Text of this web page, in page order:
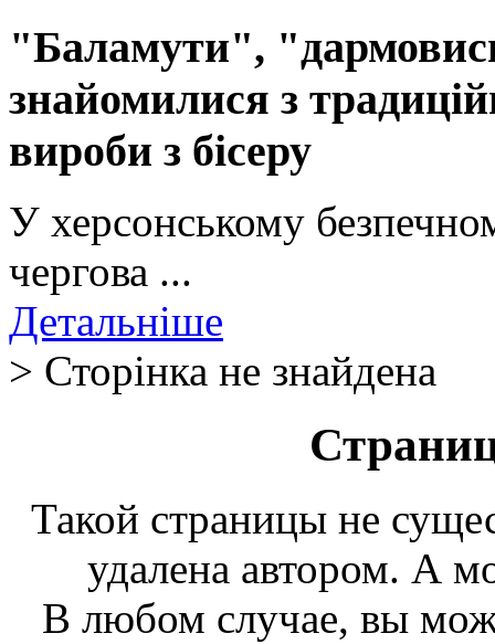
"Баламути",
знайомилися з
вироби з бісеру
У херсонському
чергова ...
Детальніше
> Сторінка не знайдена
Такой страницы не
удалена автором. А
В любом случае, вы